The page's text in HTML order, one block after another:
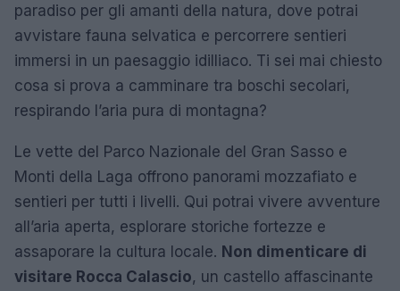
paradiso per gli amanti della natura, dove potrai
avvistare fauna selvatica e percorrere sentieri
immersi in un paesaggio idilliaco. Ti sei mai chiesto
cosa si prova a camminare tra boschi secolari,
respirando l’aria pura di montagna?
Le vette del Parco Nazionale del Gran Sasso e
Monti della Laga offrono panorami mozzafiato e
sentieri per tutti i livelli. Qui potrai vivere avventure
all’aria aperta, esplorare storiche fortezze e
assaporare la cultura locale. Non dimenticare di
visitare Rocca Calascio, un castello affascinante